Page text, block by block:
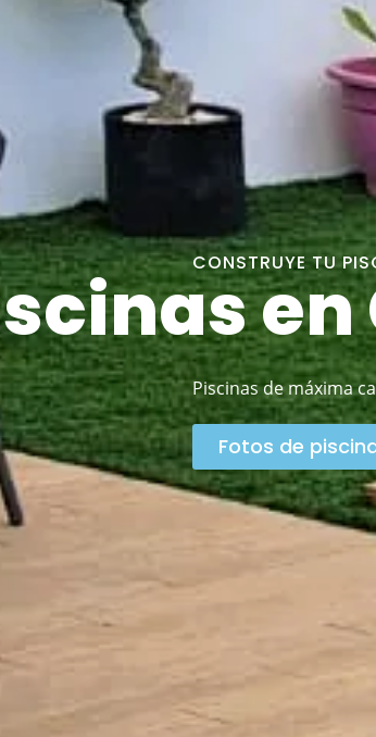
CONSTRUYE TU
Piscinas de máxima
Fotos de